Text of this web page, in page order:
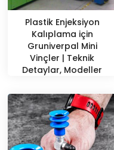
Plastik Enjeksiyon
Kalıplama için
Gruniverpal Mini
Vinçler | Teknik
Detaylar, Modeller